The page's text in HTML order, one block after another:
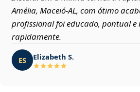
Amélia, Maceió‑AL, com ótimo
profissional foi educado, pontual e
rapidamente.
ES Elizabeth S.